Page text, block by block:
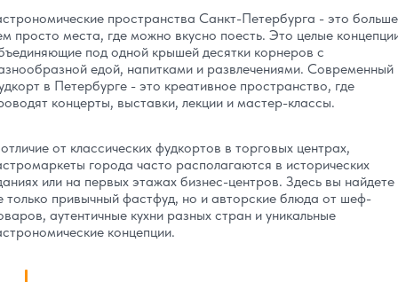
пространства Санкт-Петербурга - это
просто места, где можно вкусно поесть. Это целые
под одной крышей десятки корнеров с
едой, напитками и развлечениями. Современный
в Петербурге - это креативное пространство, где
концерты, выставки, лекции и мастер-классы.
от классических фудкортов в торговых центрах,
города часто располагаются в исторических
или на первых этажах бизнес-центров. Здесь вы найдете
только привычный фастфуд, но и авторские блюда от шеф-
аутентичные кухни разных стран и уникальные
концепции.